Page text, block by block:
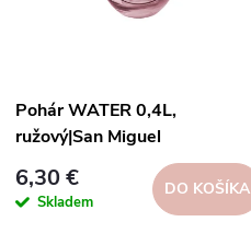
Pohár WATER 0,4L,
ružový|San Miguel
6,30 €
Skladem
DO KOŠÍKA